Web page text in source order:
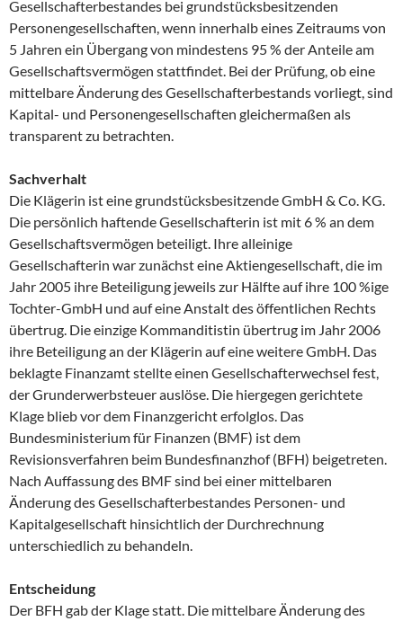
Gesellschafterbestandes bei grundstücksbesitzenden
Personengesellschaften, wenn innerhalb eines Zeitraums von
5 Jahren ein Übergang von mindestens 95 % der Anteile am
Gesellschaftsvermögen stattfindet. Bei der Prüfung, ob eine
mittelbare Änderung des Gesellschafterbestands vorliegt, sind
Kapital- und Personengesellschaften gleichermaßen als
transparent zu betrachten.
Sachverhalt
Die Klägerin ist eine grundstücksbesitzende GmbH & Co. KG.
Die persönlich haftende Gesellschafterin ist mit 6 % an dem
Gesellschaftsvermögen beteiligt. Ihre alleinige
Gesellschafterin war zunächst eine Aktiengesellschaft, die im
Jahr 2005 ihre Beteiligung jeweils zur Hälfte auf ihre 100 %ige
Tochter-GmbH und auf eine Anstalt des öffentlichen Rechts
übertrug. Die einzige Kommanditistin übertrug im Jahr 2006
ihre Beteiligung an der Klägerin auf eine weitere GmbH. Das
beklagte Finanzamt stellte einen Gesellschafterwechsel fest,
der Grunderwerbsteuer auslöse. Die hiergegen gerichtete
Klage blieb vor dem Finanzgericht erfolglos. Das
Bundesministerium für Finanzen (BMF) ist dem
Revisionsverfahren beim Bundesfinanzhof (BFH) beigetreten.
Nach Auffassung des BMF sind bei einer mittelbaren
Änderung des Gesellschafterbestandes Personen- und
Kapitalgesellschaft hinsichtlich der Durchrechnung
unterschiedlich zu behandeln.
Entscheidung
Der BFH gab der Klage statt. Die mittelbare Änderung des